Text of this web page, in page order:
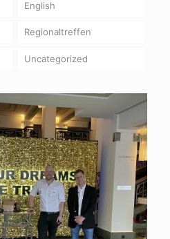
English
Regionaltreffen
Uncategorized